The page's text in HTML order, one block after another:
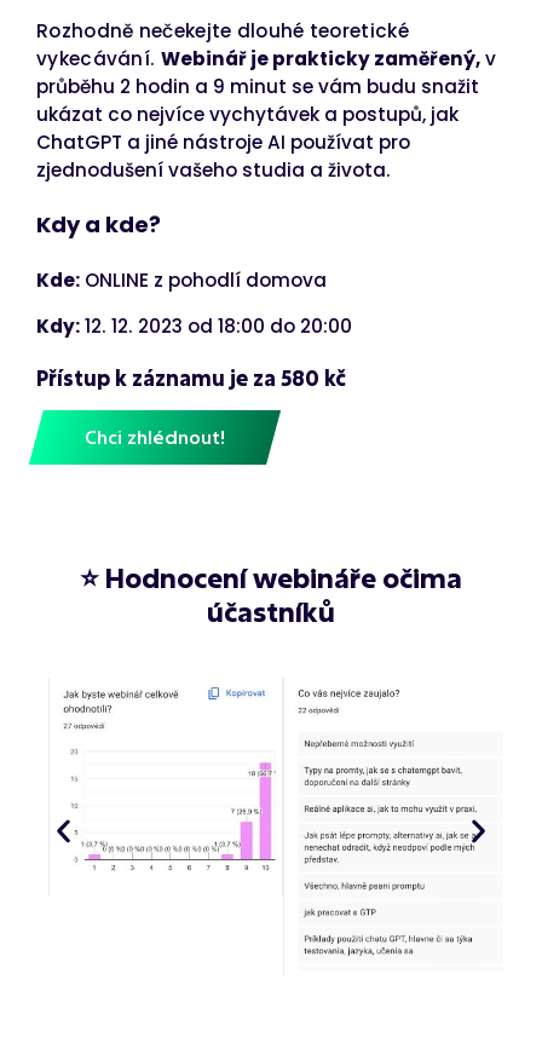
Rozhodně nečekejte dlouhé teoretické
vykecávání. Webinář je prakticky zaměřený,v
průběhu 2 hodin a 9 minut se vám budu snažit
ukázat co nejvíce vychytávek a postupů, jak
ChatGPT a jiné nástroje AI používat pro
zjednodušení vašeho studia a života.
Kdy a kde?
Kde: ONLINE z pohodlí domova
Kdy:12. 12. 2023 od 18:00 do 20:00
Přístup k záznamu je za 580 kč
Chci zhlédnout!
⭐ Hodnocení webináře očima
účastníků